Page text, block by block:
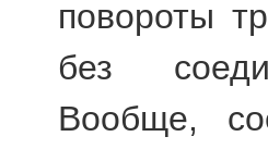
повороты
без
Вообще,